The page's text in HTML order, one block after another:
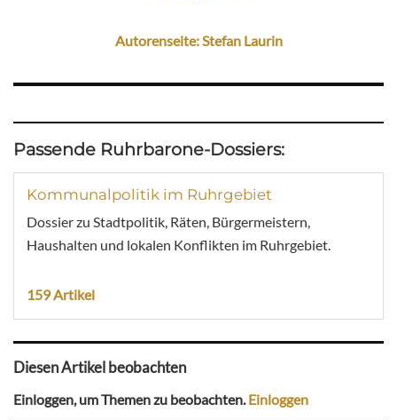
Autorenseite: Stefan Laurin
Passende Ruhrbarone-Dossiers:
Kommunalpolitik im Ruhrgebiet
Dossier zu Stadtpolitik, Räten, Bürgermeistern,
Haushalten und lokalen Konflikten im Ruhrgebiet.
159 Artikel
Diesen Artikel beobachten
Einloggen, um Themen zu beobachten. Einloggen